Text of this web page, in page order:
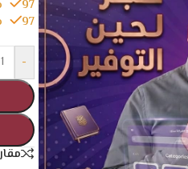
97 متوفر في المخزون
97 متوفر في المخزون
-